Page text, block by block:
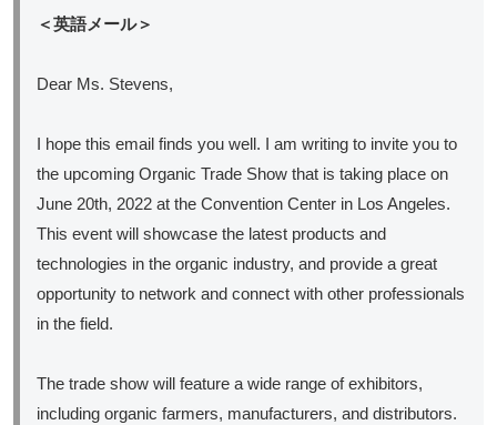
＜英語メール＞
Dear Ms. Stevens,
I hope this email finds you well. I am writing to invite you to
the upcoming Organic Trade Show that is taking place on
June 20th, 2022 at the Convention Center in Los Angeles.
This event will showcase the latest products and
technologies in the organic industry, and provide a great
opportunity to network and connect with other professionals
in the field.
The trade show will feature a wide range of exhibitors,
including organic farmers, manufacturers, and distributors.